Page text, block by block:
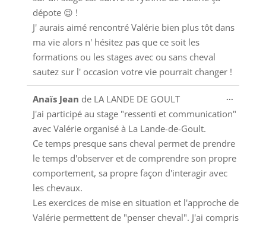
dépote 😉 !
J' aurais aimé rencontré Valérie bien plus tôt dans
ma vie alors n' hésitez pas que ce soit les
formations ou les stages avec ou sans cheval
sautez sur l' occasion votre vie pourrait changer !
Anaïs Jean de LA LANDE DE GOULT
J'ai participé au stage "ressenti et communication"
avec Valérie organisé à La Lande-de-Goult.
Ce temps presque sans cheval permet de prendre
le temps d'observer et de comprendre son propre
comportement, sa propre façon d'interagir avec
les chevaux.
Les exercices de mise en situation et l'approche de
Valérie permettent de "penser cheval". J'ai compris
...